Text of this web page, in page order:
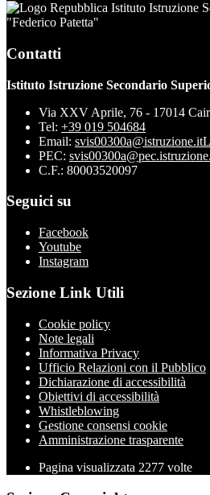
Istituto Istruzione
"Federico Patetta"
Contatti
Istituto Istruzione Secondario
Via XXV Aprile, 76 - 17014
Tel: +39 019 504684
Email: svis00300a@istruzione.it
PEC:
C.F.: 80003520097
Seguici su
Facebook
Youtube
Instagram
Sezione Link Utili
Cookie policy
Note legali
Informativa Privacy
Ufficio Relazioni con il Pubblico
Dichiarazione di accessibilità
Obiettivi di accessibilità
Whistleblowing
Gestione consensi cookie
Amministrazione trasparente
Pagina visualizzata 2277 volte